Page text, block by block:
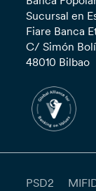
Sucursal en
Fiare Banca
C/ Simón
48010 Bilbao
PSD2